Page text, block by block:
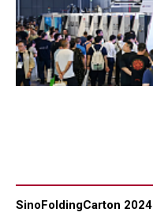
SinoFoldingCarton 2024